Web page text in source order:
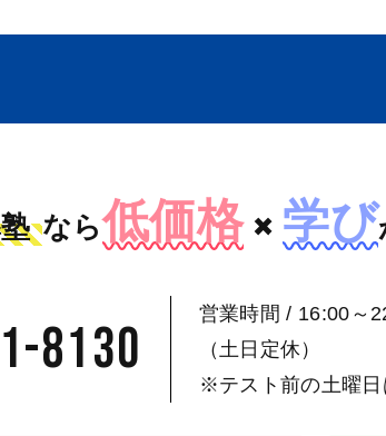
なら低価格 × 学び
8130
営業時間 / 16:00～
（土日定休）
※テスト前の土曜日